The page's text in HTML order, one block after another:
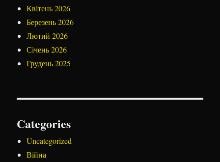
Квітень 2026
Березень 2026
Лютий 2026
Січень 2026
Грудень 2025
Categories
Uncategorized
Війна